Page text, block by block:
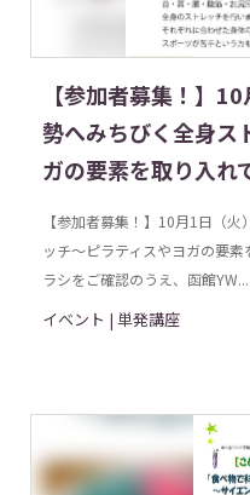
【参加者募集！】
勢へみちびく全身ス
ガの要素を取り入れ
【参加者募集！】10月1日（
ッチ〜ピラティスやヨガの要
ラシをご確認のうえ、函館YW...
イベント | 単発講座